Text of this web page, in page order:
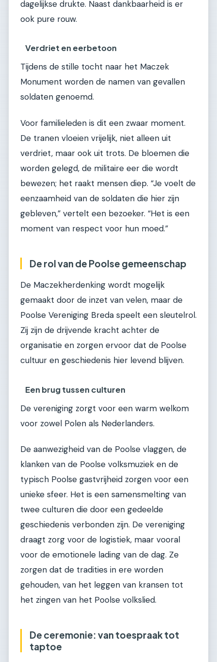
dagelijkse drukte. Naast dankbaarheid is er
ook pure rouw.
Verdriet en eerbetoon
Tijdens de stille tocht naar het Maczek
Monument worden de namen van gevallen
soldaten genoemd.
Voor familieleden is dit een zwaar moment.
De tranen vloeien vrijelijk, niet alleen uit
verdriet, maar ook uit trots. De bloemen die
worden gelegd, de militaire eer die wordt
bewezen; het raakt mensen diep. “Je voelt de
eenzaamheid van de soldaten die hier zijn
gebleven,” vertelt een bezoeker. “Het is een
moment van respect voor hun moed.”
De rol van de Poolse gemeenschap
De Maczekherdenking wordt mogelijk
gemaakt door de inzet van velen, maar de
Poolse Vereniging Breda speelt een sleutelrol.
Zij zijn de drijvende kracht achter de
organisatie en zorgen ervoor dat de Poolse
cultuur en geschiedenis hier levend blijven.
Een brug tussen culturen
De vereniging zorgt voor een warm welkom
voor zowel Polen als Nederlanders.
De aanwezigheid van de Poolse vlaggen, de
klanken van de Poolse volksmuziek en de
typisch Poolse gastvrijheid zorgen voor een
unieke sfeer. Het is een samensmelting van
twee culturen die door een gedeelde
geschiedenis verbonden zijn. De vereniging
draagt zorg voor de logistiek, maar vooral
voor de emotionele lading van de dag. Ze
zorgen dat de tradities in ere worden
gehouden, van het leggen van kransen tot
het zingen van het Poolse volkslied.
De ceremonie: van toespraak tot
taptoe